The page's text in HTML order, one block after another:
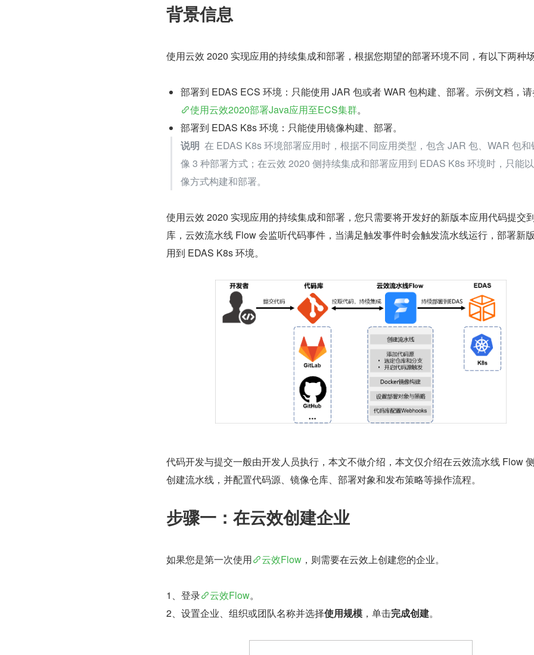
背景信息
使用云效 2020 实现应用的持续集成和部署，根据您期望的部署环境不同，有以下两种
部署到 EDAS ECS 环境：只能使用 JAR 包或者 WAR 包构建、部署。示例文档，
使用云效2020部署Java应用至ECS集群。
部署到 EDAS K8s 环境：只能使用镜像构建、部署。
说明 在 EDAS K8s 环境部署应用时，根据不同应用类型，包含 JAR 包、WAR 包和
像 3 种部署方式；在云效 2020 侧持续集成和部署应用到 EDAS K8s 环境时，只能
像方式构建和部署。
使用云效 2020 实现应用的持续集成和部署，您只需要将开发好的新版本应用代码提交
库，云效流水线 Flow 会监听代码事件，当满足触发事件时会触发流水线运行，部署新
用到 EDAS K8s 环境。
代码开发与提交一般由开发人员执行，本文不做介绍，本文仅介绍在云效流水线 Flow
创建流水线，并配置代码源、镜像仓库、部署对象和发布策略等操作流程。
步骤一：在云效创建企业
如果您是第一次使用 云效Flow ，则需要在云效上创建您的企业。
1、登录 云效Flow。
2、设置企业、组织或团队名称并选择使用规模 ，单击完成创建。